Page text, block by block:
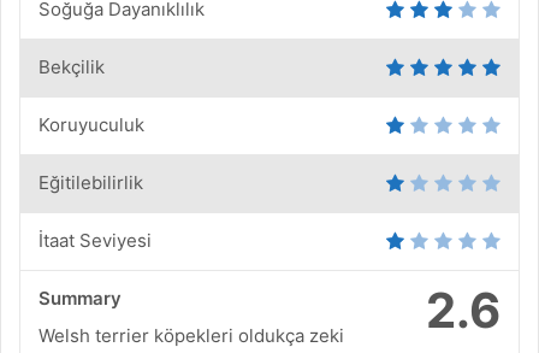
Soğuğa Dayanıklılık
Bekçilik
Koruyuculuk
Eğitilebilirlik
İtaat Seviyesi
2.6
Summary
Welsh terrier köpekleri oldukça zeki